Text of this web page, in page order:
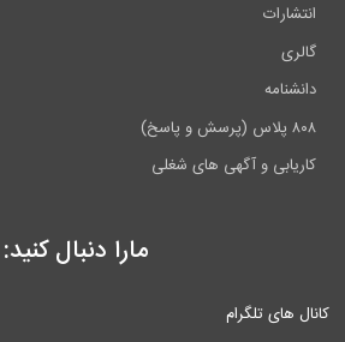
انتشارات
گالری
دانشنامه
۸۰۸ پلاس (پرسش و پاسخ)
کاریابی و آگهی های شغلی
مارا دنبال کنید:
کانال های تلگرام